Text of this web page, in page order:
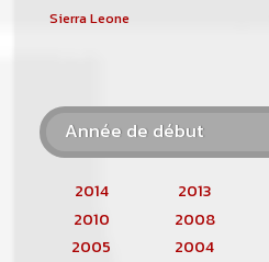
Sierra Leone
Année de début
2014 2013
2010
2008
2005
2004